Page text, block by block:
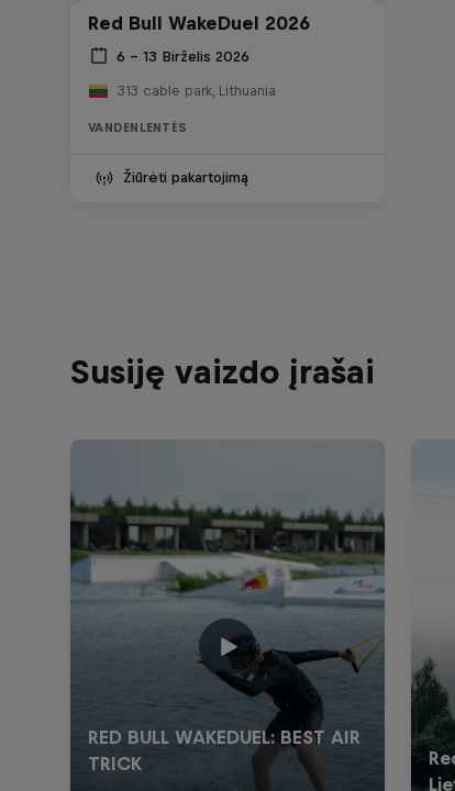
Red Bull WakeDuel 2026
6 – 13 Birželis 2026
313 cable park, Lithuania
VANDENLENTĖS
Žiūrėti pakartojimą
Susiję vaizdo įrašai